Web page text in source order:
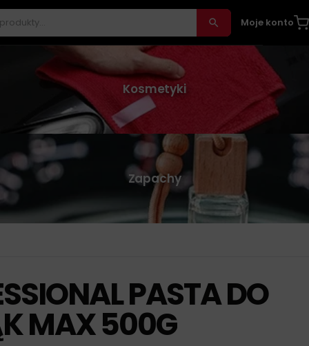
Moje konto
Kosmetyki
Zapachy
PASTA DO
MAX 500G